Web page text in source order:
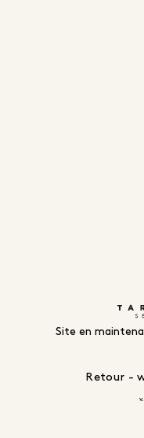
Site en
Retour -